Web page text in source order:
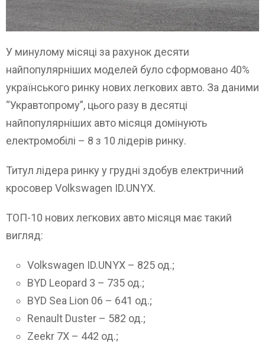
У минулому місяці за рахунок десяти
найпопулярніших моделей було сформовано 40%
українського ринку нових легкових авто. За даними
“Укравтопрому”, цього разу в десятці
найпопулярніших авто місяця домінують
електромобілі – 8 з 10 лідерів ринку.
Титул лідера ринку у грудні здобув електричний
кросовер Volkswagen ID.UNYX.
ТОП-10 нових легкових авто місяця має такий
вигляд:
Volkswagen ID.UNYX – 825 од.;
BYD Leopard 3 – 735 од.;
BYD Sea Lion 06 – 641 од.;
Renault Duster – 582 од.;
Zeekr 7X – 442 од.;